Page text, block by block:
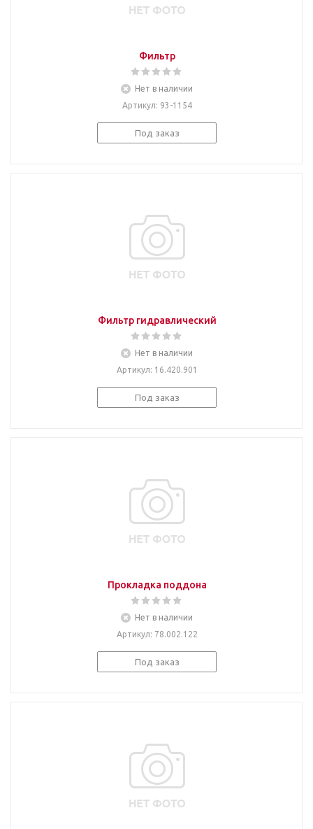
Фильтр
Нет в наличии
Артикул: 93-1154
Под заказ
Фильтр гидравлический
Нет в наличии
Артикул: 16.420.901
Под заказ
Прокладка поддона
Нет в наличии
Артикул: 78.002.122
Под заказ